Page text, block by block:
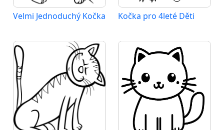
Velmi Jednoduchý Kočka Kočka pro 4leté Děti